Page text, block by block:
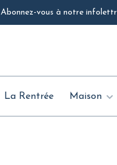
Abonnez-vous à notre
La Rentrée Maison